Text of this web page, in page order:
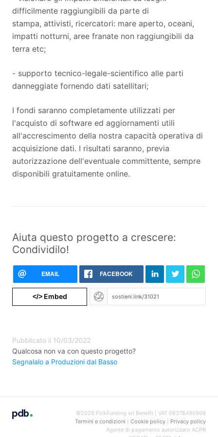
difficilmente raggiungibili da parte di
stampa, attivisti, ricercatori: mare aperto, oceani,
impatti notturni, aree franate non raggiungibili da
terra etc;
- supporto tecnico-legale-scientifico alle parti
danneggiate fornendo dati satellitari;
I fondi saranno completamente utilizzati per
l'acquisto di software ed aggiornamenti utili
all'accrescimento della nostra capacità operativa di
acquisizione dati. I risultati saranno, previa
autorizzazione dell'eventuale committente, sempre
disponibili gratuitamente online.
Aiuta questo progetto a crescere:
Condividilo!
EMAIL FACEBOOK
</>Embed
Pubblicato il 10/03/2022
Qualcosa non va con questo progetto?
Segnalalo a Produzioni dal Basso
©2026 FolkFunding srl Benefit | VAT 08378490968
Termini e condizioni
Cookie policy| Privacy policy
Agente di pagamento autorizzato ACPR